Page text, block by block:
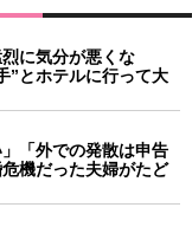
に気分が悪くな
”とホテルに行って大
」「外での発散は申告
機だった夫婦がたど